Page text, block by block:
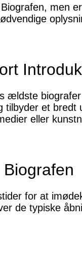
men
ældste
et
eller
for at
de typiske